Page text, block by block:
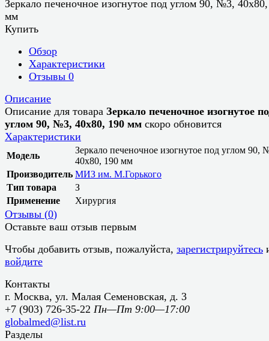
Зеркало печеночное изогнутое под углом 90, №3,
мм
Купить
Обзор
Характеристики
Отзывы 0
Описание
Описание для товара Зеркало печеночное изогнутое
углом 90, №3, 40х80, 190 мм скоро обновится
Характеристики
Модель
Зеркало печеночное изогнутое под углом 90,
40х80, 190 мм
Производитель МИЗ им. М.Горького
Тип товара
З
Применение
Хирургия
Отзывы (0)
Оставьте ваш отзыв первым
Чтобы добавить отзыв, пожалуйста, зарегистрируйтесь
войдите
Контакты
г. Москва, ул. Малая Семеновская, д. 3
+7 (903) 726-35-22 Пн—Пт 9:00—17:00
globalmed@list.ru
Разделы